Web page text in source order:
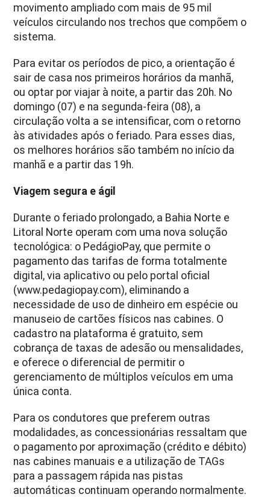
movimento ampliado com mais de 95 mil
veículos circulando nos trechos que compõem o
sistema.
Para evitar os períodos de pico, a orientação é
sair de casa nos primeiros horários da manhã,
ou optar por viajar à noite, a partir das 20h. No
domingo (07) e na segunda-feira (08), a
circulação volta a se intensificar, com o retorno
às atividades após o feriado. Para esses dias,
os melhores horários são também no início da
manhã e a partir das 19h.
Viagem segura e ágil
Durante o feriado prolongado, a Bahia Norte e
Litoral Norte operam com uma nova solução
tecnológica: o PedágioPay, que permite o
pagamento das tarifas de forma totalmente
digital, via aplicativo ou pelo portal oficial
(www.pedagiopay.com), eliminando a
necessidade de uso de dinheiro em espécie ou
manuseio de cartões físicos nas cabines. O
cadastro na plataforma é gratuito, sem
cobrança de taxas de adesão ou mensalidades,
e oferece o diferencial de permitir o
gerenciamento de múltiplos veículos em uma
única conta.
Para os condutores que preferem outras
modalidades, as concessionárias ressaltam que
o pagamento por aproximação (crédito e débito)
nas cabines manuais e a utilização de TAGs
para a passagem rápida nas pistas
automáticas continuam operando normalmente.